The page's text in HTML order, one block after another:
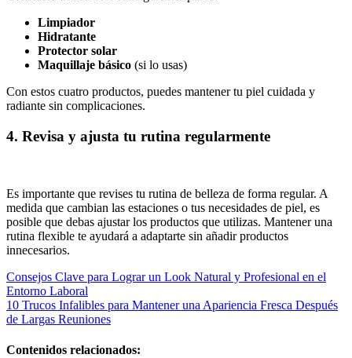
Limpiador
Hidratante
Protector solar
Maquillaje básico (si lo usas)
Con estos cuatro productos, puedes mantener tu piel cuidada y
radiante sin complicaciones.
4. Revisa y ajusta tu rutina regularmente
Es importante que revises tu rutina de belleza de forma regular. A
medida que cambian las estaciones o tus necesidades de piel, es
posible que debas ajustar los productos que utilizas. Mantener una
rutina flexible te ayudará a adaptarte sin añadir productos
innecesarios.
Navegación
de
entradas
Consejos Clave para Lograr un Look Natural y Profesional en el
Entorno Laboral
10 Trucos Infalibles para Mantener una Apariencia Fresca Después
de Largas Reuniones
Contenidos relacionados: